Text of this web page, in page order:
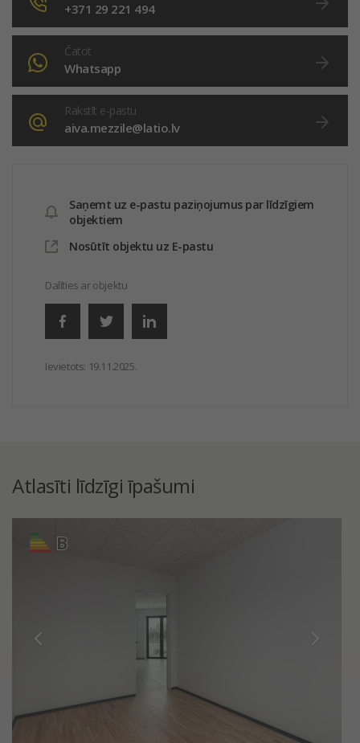
+371 29 221 494
Čatot
Whatsapp
Rakstīt e-pastu
aiva.mezzile@latio.lv
Saņemt uz e-pastu paziņojumus par līdzīgiem
objektiem
Nosūtīt objektu uz E-pastu
Dalīties ar objektu
Ievietots: 19.11.2025.
Atlasīti līdzīgi īpašumi
B